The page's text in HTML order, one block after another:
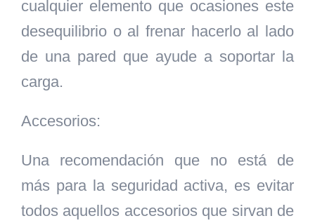
cualquier elemento que ocasiones este
desequilibrio o al frenar hacerlo al lado
de una pared que ayude a soportar la
carga.
Accesorios:
Una recomendación que no está de
más para la seguridad activa, es evitar
todos aquellos accesorios que sirvan de